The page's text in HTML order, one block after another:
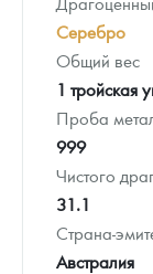
Серебро
Общий вес
1 тройская
Проба
999
Чистого
31.1
Страна-
Австралия